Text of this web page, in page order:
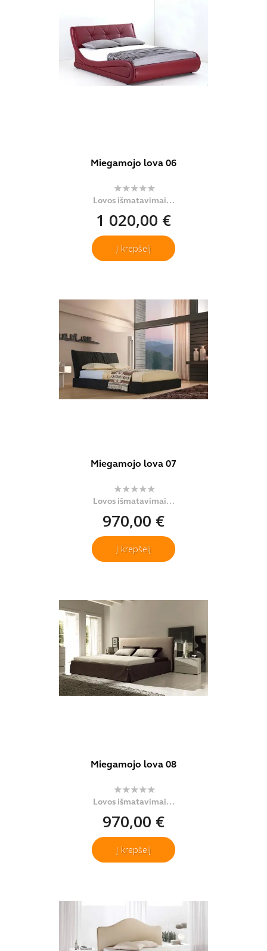
Miegamojo lova 06
Lovos išmatavimai...
1 020,00 €
Į krepšelį
Miegamojo lova 07
Lovos išmatavimai...
970,00 €
Į krepšelį
Miegamojo lova 08
Lovos išmatavimai...
970,00 €
Į krepšelį